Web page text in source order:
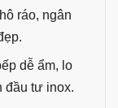
ráo, ngân
dễ ẩm, lo
tư inox.